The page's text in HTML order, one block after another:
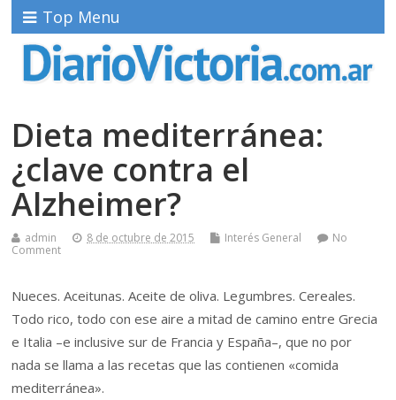
Top Menu
Dieta mediterránea:
¿clave contra el
Alzheimer?
admin 8 de octubre de 2015 Interés General
No
Comment
Nueces. Aceitunas. Aceite de oliva. Legumbres. Cereales.
Todo rico, todo con ese aire a mitad de camino entre Grecia
e Italia –e inclusive sur de Francia y España–, que no por
nada se llama a las recetas que las contienen «comida
mediterránea».